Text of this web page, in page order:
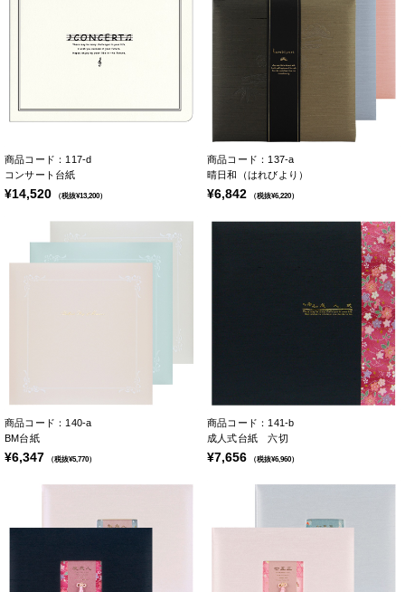
商品コード：117-d
コンサート台紙
¥14,520 （税抜¥13,200）
商品コード：137-a
晴日和（はれびより）
¥6,842 （税抜¥6,220）
商品コード：140-a
BM台紙
¥6,347 （税抜¥5,770）
商品コード：141-b
成人式台紙 六切
¥7,656 （税抜¥6,960）